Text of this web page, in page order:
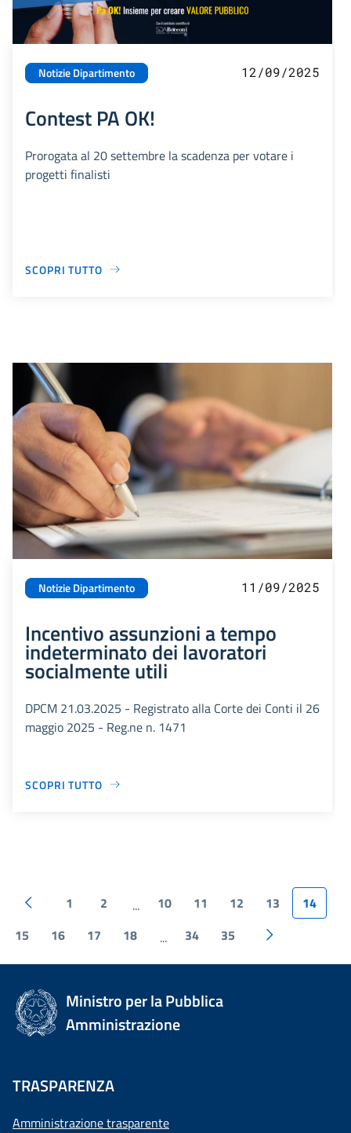
Notizie Dipartimento 12/09/2025
Contest PA OK!
Prorogata al 20 settembre la scadenza per votare i
progetti finalisti
SCOPRI TUTTO
Notizie Dipartimento 11/09/2025
Incentivo assunzioni a tempo
indeterminato dei lavoratori
socialmente utili
DPCM 21.03.2025 - Registrato alla Corte dei Conti il 26
maggio 2025 - Reg.ne n. 1471
SCOPRI TUTTO
1 2 ... 10 11 12 13
14
15
16 17 18 ... 34 35
Ministro per la Pubblica
Amministrazione
TRASPARENZA
Amministrazione trasparente